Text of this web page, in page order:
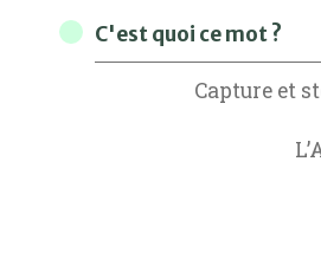
C'est quoi ce mot ?
Capture et